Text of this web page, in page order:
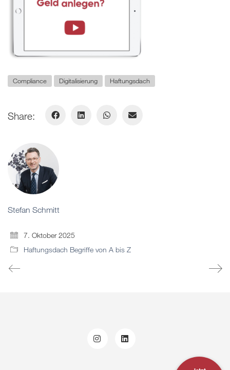
Compliance Digitalisierung Haftungsdach
Share:
Stefan Schmitt
7. Oktober 2025
Haftungsdach Begriffe von A bis Z